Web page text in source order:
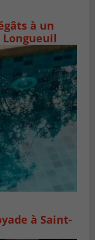
à un
à Saint-